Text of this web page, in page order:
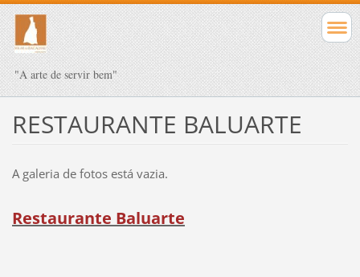
"A arte de servir bem"
RESTAURANTE BALUARTE
A galeria de fotos está vazia.
Restaurante Baluarte